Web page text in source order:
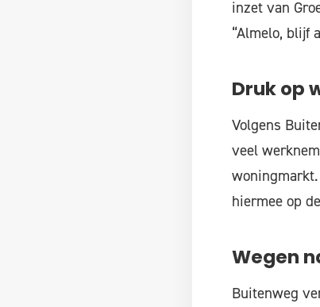
inzet van
“Almelo, blijf
Druk op
Volgens
veel
hiermee op
Wegen
Buitenweg